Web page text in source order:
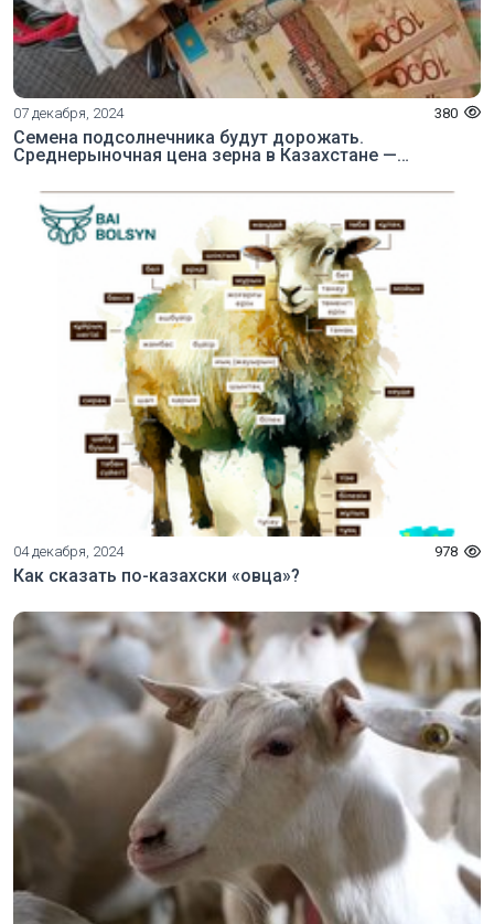
07 декабря, 2024 380
Семена подсолнечника будут дорожать.
Среднерыночная цена зерна в Казахстане —
04 декабря, 2024 978
Как сказать по-казахски «овца»?